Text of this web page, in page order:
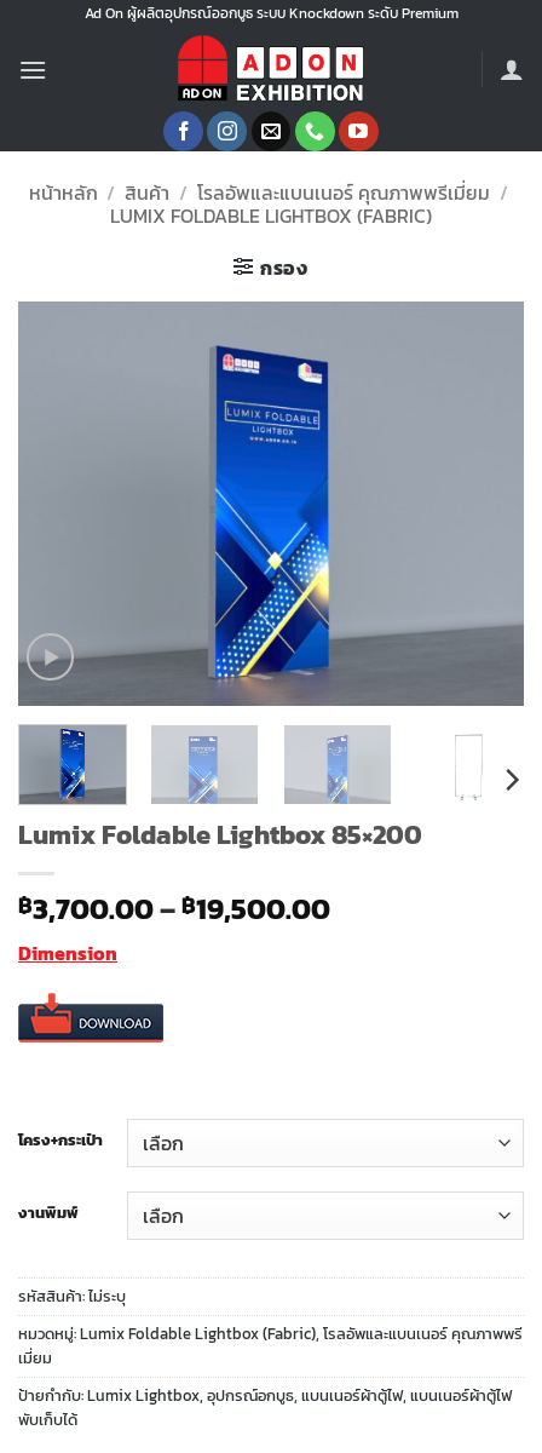
ยัง
Ad On ผู้ผลิตอุปกรณ์ออกบูธ ระบบ Knockdown ระดับ Premium
หน้าหลัก / สินค้า / โรลอัพและแบนเนอร์ คุณภาพพรีเมี่ยม /
LUMIX FOLDABLE LIGHTBOX (FABRIC)
กรอง
Lumix Foldable Lightbox 85×200
฿3,700.00–฿19,500.00Price
Dimension
โครง+กระเป๋า
งานพิมพ์
รหัสสินค้า:ไม่ระบุ
หมวดหมู่:Lumix Foldable Lightbox (Fabric), โรลอัพและแบนเนอร์ คุณภาพพรี
เมี่ยม
ป้ายกำกับ:Lumix Lightbox, อุปกรณ์อกบูธ, แบนเนอร์ผ้าตู้ไฟ, แบนเนอร์ผ้าตู้ไฟ
พับเก็บได้